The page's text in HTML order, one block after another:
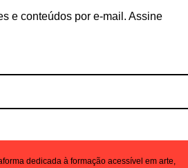
dedicada à formação acessível em arte,